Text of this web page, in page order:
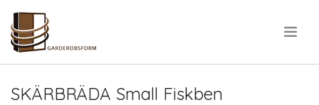
SKÄRBRÄDA Small Fiskben